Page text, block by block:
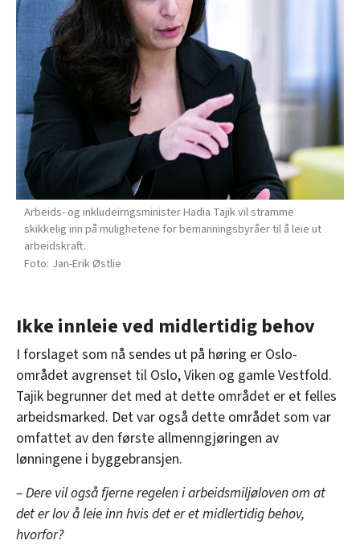
Arbeids- og inkludeirngsminister Hadia Tajik vil stramme
skikkelig inn på mulighetene for bemanningsbyråer til å leie ut
arbeidskraft.
Jan-Erik Østlie
Ikke innleie ved midlertidig behov
I forslaget som nå sendes ut på høring er Oslo-
området avgrenset til Oslo, Viken og gamle Vestfold.
Tajik begrunner det med at dette området er et felles
arbeidsmarked. Det var også dette området som var
omfattet av den første allmenngjøringen av
lønningene i byggebransjen.
– Dere vil også fjerne regelen i arbeidsmiljøloven om at
det er lov å leie inn hvis det er et midlertidig behov,
hvorfor?